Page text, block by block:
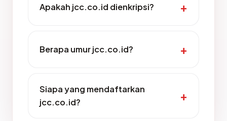
Apakah jcc.co.id dienkripsi?
Berapa umur jcc.co.id?
Siapa yang mendaftarkan
jcc.co.id?